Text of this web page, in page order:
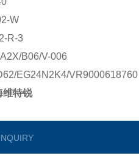
W
R-3
B06/V-006
EG24N2K4/VR9000618760
维特锐